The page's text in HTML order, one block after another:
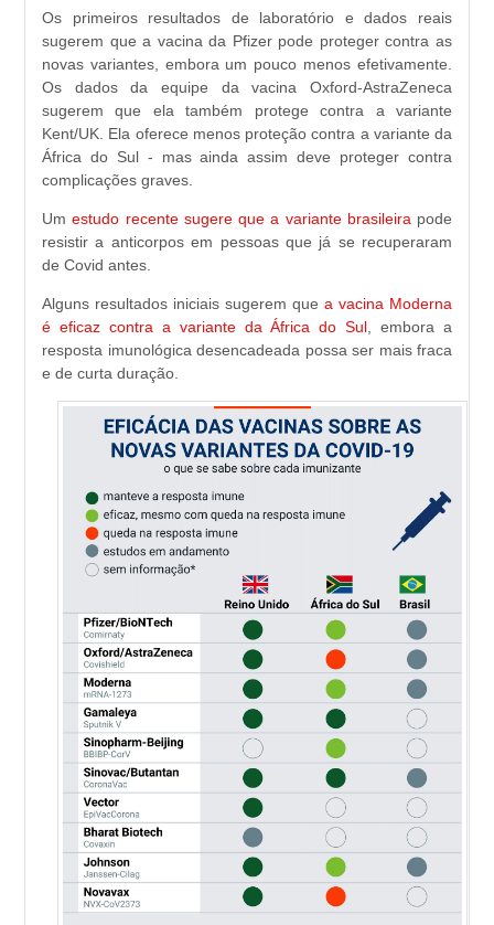
Os primeiros resultados de laboratório e dados reais
sugerem que a vacina da Pfizer pode proteger contra as
novas variantes, embora um pouco menos efetivamente.
Os dados da equipe da vacina Oxford-AstraZeneca
sugerem que ela também protege contra a variante
Kent/UK. Ela oferece menos proteção contra a variante da
África do Sul - mas ainda assim deve proteger contra
complicações graves.
Umestudo recente sugere que a variante brasileira pode
resistir a anticorpos em pessoas que já se recuperaram
de Covid antes.
Alguns resultados iniciais sugerem que a vacina Moderna
é eficaz contra a variante da África do Sul , embora a
resposta imunológica desencadeada possa ser mais fraca
e de curta duração.